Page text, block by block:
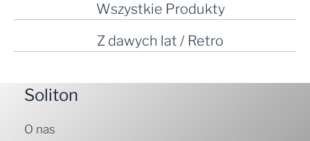
Wszystkie Produkty
Z dawych lat / Retro
Soliton
O nas